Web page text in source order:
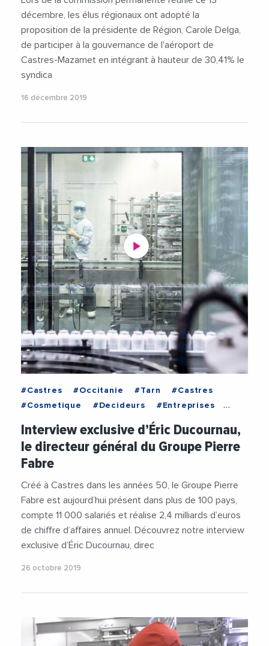
décembre, les élus régionaux ont adopté la
proposition de la présidente de Région, Carole Delga,
de participer à la gouvernance de l'aéroport de
Castres-Mazamet en intégrant à hauteur de 30,41% le
syndica
16 décembre 2019
#Castres #Occitanie #Tarn
#Castres
#Cosmetique
#Decideurs
#Entreprises
#VieDesEntreprises
Interview exclusive d’Éric Ducournau,
le directeur général du Groupe Pierre
Fabre
Créé à Castres dans les années 50, le Groupe Pierre
Fabre est aujourd’hui présent dans plus de 100 pays,
compte 11 000 salariés et réalise 2,4 milliards d’euros
de chiffre d’affaires annuel. Découvrez notre interview
exclusive d’Éric Ducournau, direc
26 octobre 2019